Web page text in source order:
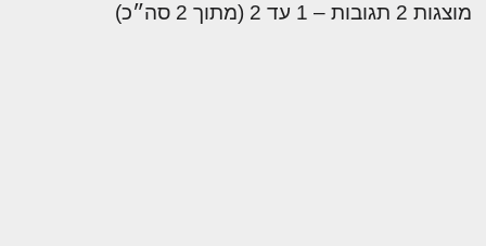
מוצגות 2 תגובות – 1 עד 2 (מתוך 2 סה״כ)